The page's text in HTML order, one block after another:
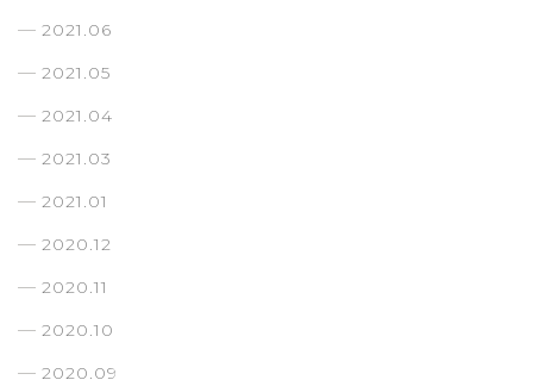
2021.06
2021.05
2021.04
2021.03
2021.01
2020.12
2020.11
2020.10
2020.09